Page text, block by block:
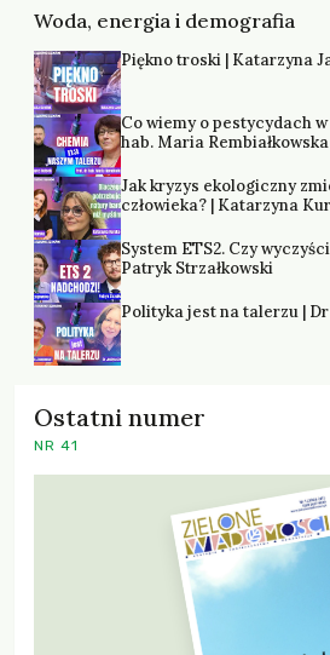
Woda, energia i demografia
Piękno troski | Katarzyna
Co wiemy o pestycydach
hab. Maria Rembiałkowska
Jak kryzys ekologiczny
człowieka? | Katarzyna
System ETS2. Czy
Patryk Strzałkowski
Polityka jest na talerzu |
Ostatni numer
NR 41